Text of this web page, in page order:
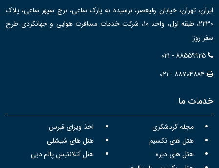
ایران، تهران، خیابان ولیعصر، نرسیده به پارک ساعی، برج سپهر ساعی، پلاک
۲۲۳۰، طبقه اول، واحد ۱۰، شرکت خدمات مسافرت هوایی و جهانگردی طرح
سفر روز
۰۲۱ - ۸۸۵۵۹۹۲۵
۰۲۱ - ۸۸۷۰۴۸۸۴
خدمات ما
مجله گردشگری
اخذ ویزای قبرس
هتل های تکسیم
هتل های شیشلی
هتل های دیره
هتل آتلانتیس پالم دبی